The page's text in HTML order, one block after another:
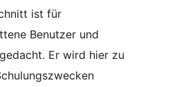
ist für
Benutzer und
Er wird hier zu